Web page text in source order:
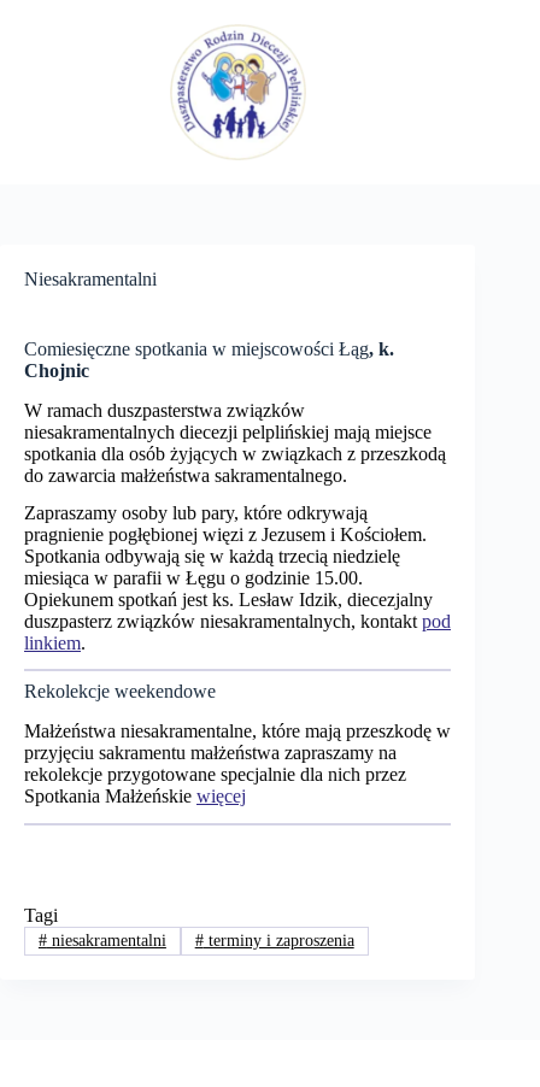
Niesakramentalni
Comiesięczne spotkania w miejscowości Łąg, k.
Chojnic
W ramach duszpasterstwa związków
niesakramentalnych diecezji pelplińskiej mają miejsce
spotkania dla osób żyjących w związkach z przeszkodą
do zawarcia małżeństwa sakramentalnego.
Zapraszamy osoby lub pary, które odkrywają
pragnienie pogłębionej więzi z Jezusem i Kościołem.
Spotkania odbywają się w każdą trzecią niedzielę
miesiąca w parafii w Łęgu o godzinie 15.00.
Opiekunem spotkań jest ks. Lesław Idzik, diecezjalny
duszpasterz związków niesakramentalnych, kontakt pod
linkiem.
Rekolekcje weekendowe
Małżeństwa niesakramentalne, które mają przeszkodę w
przyjęciu sakramentu małżeństwa zapraszamy na
rekolekcje przygotowane specjalnie dla nich przez
Spotkania Małżeńskie więcej
Tagi
#niesakramentalni #terminy i zaproszenia